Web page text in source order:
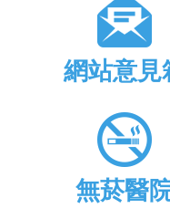
網站意見
無菸醫